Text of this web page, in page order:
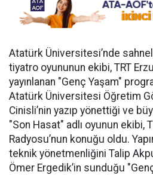
Atatürk Üniversitesi’nde
tiyatro oyununun ekibi, TRT
yayınlanan "Genç Yaşam"
Atatürk Üniversitesi Öğretim
Cinisli’nin yazıp yönettiği ve
"Son Hasat" adlı oyunun ekibi,
Radyosu’nun konuğu oldu.
teknik yönetmenliğini Talip
Ömer Ergedik’in sunduğu